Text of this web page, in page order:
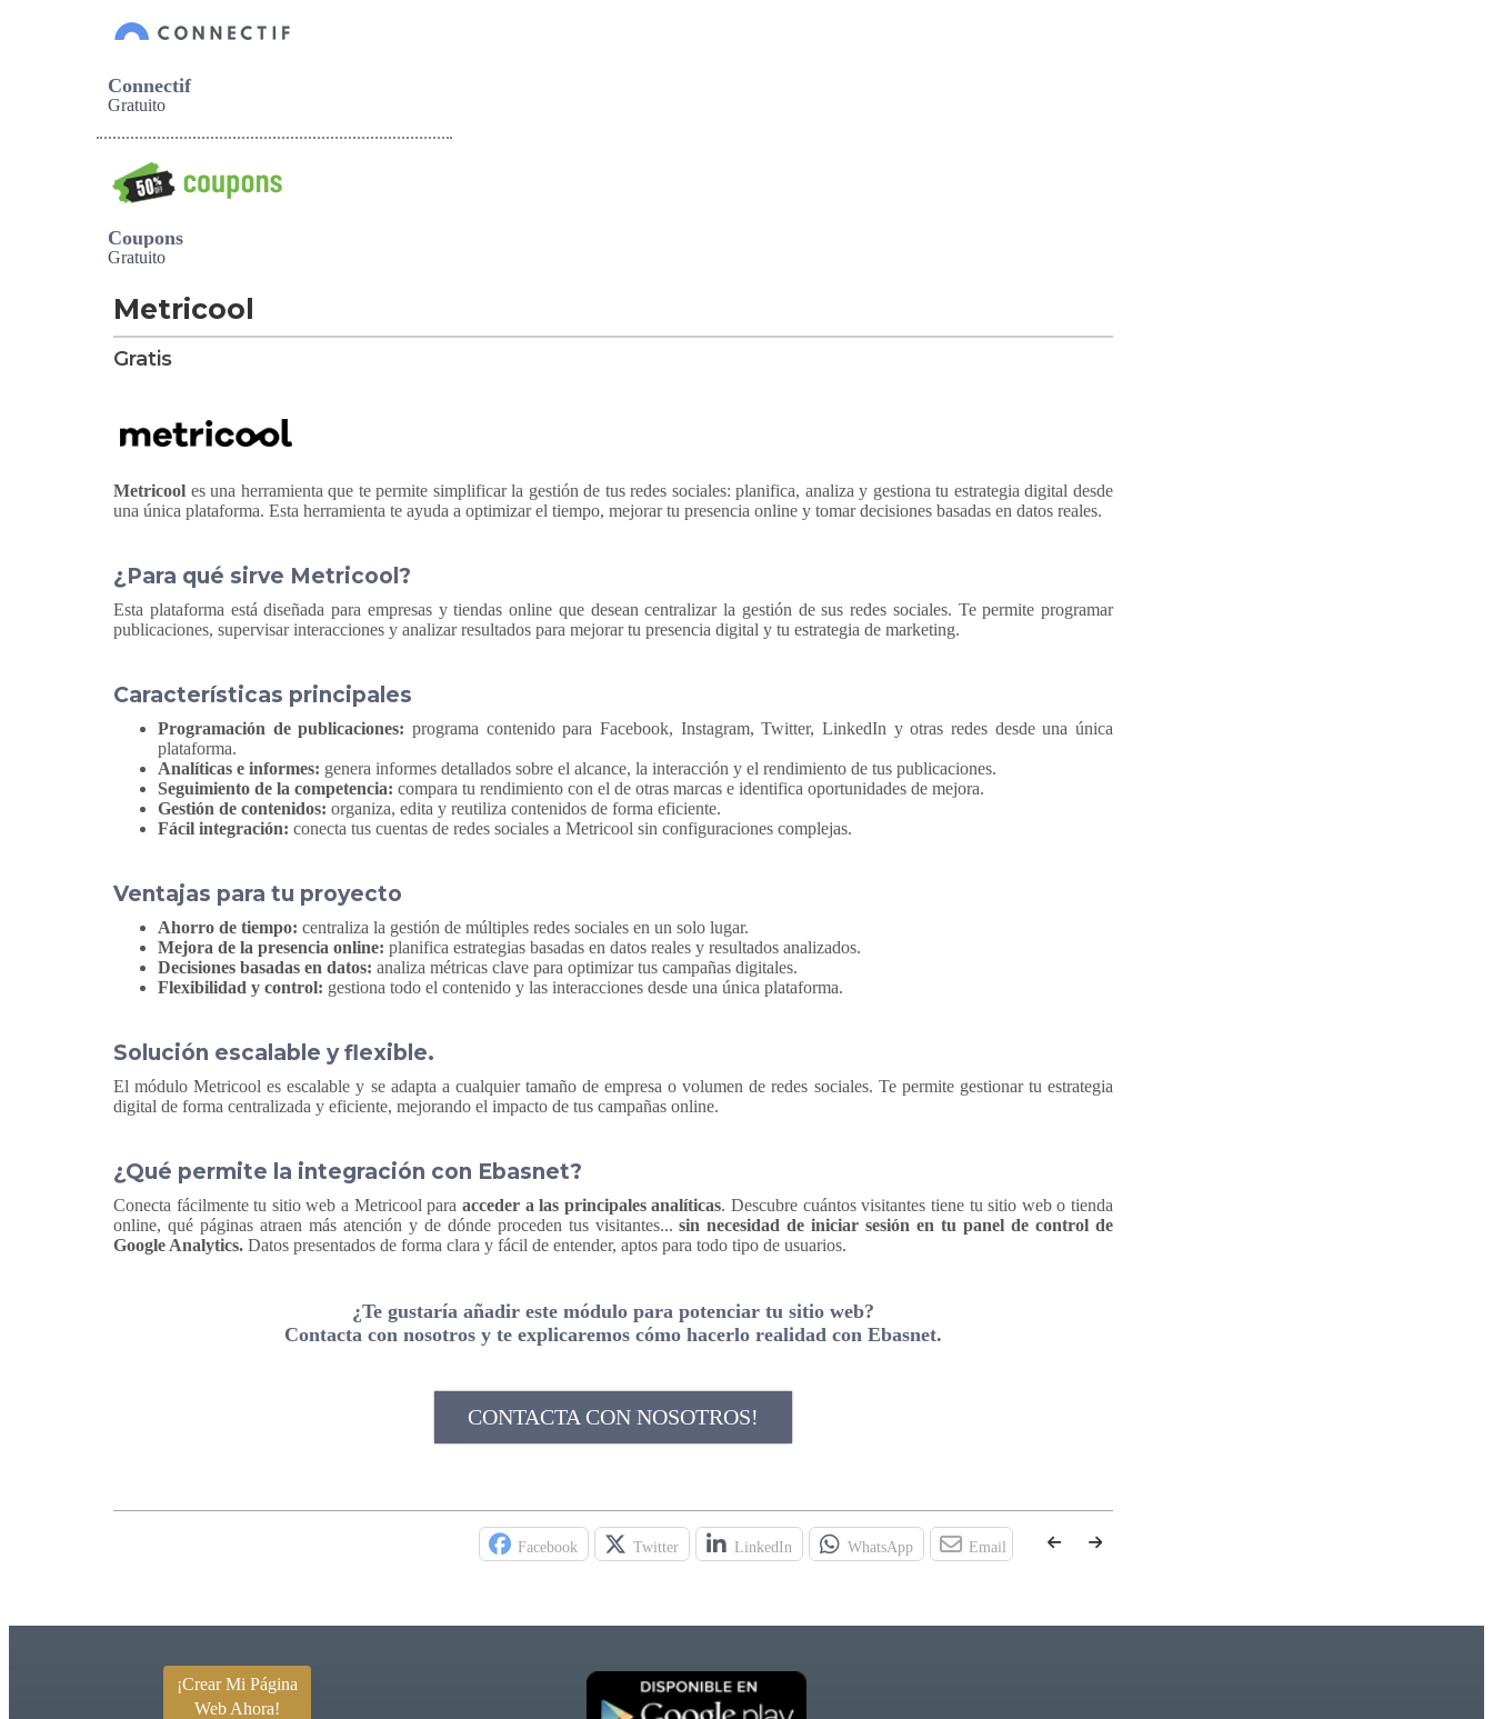
Connectif
Gratuito
Coupons
Gratuito
Metricool
Gratis
Metricool es una herramienta que te permite simplificar la gestión de tus redes sociales: planifica, analiza y gestiona tu estrategia digital desde
una única plataforma. Esta herramienta te ayuda a optimizar el tiempo, mejorar tu presencia online y tomar decisiones basadas en datos reales.
¿Para qué sirve Metricool?
Esta plataforma está diseñada para empresas y tiendas online que desean centralizar la gestión de sus redes sociales. Te permite programar
publicaciones, supervisar interacciones y analizar resultados para mejorar tu presencia digital y tu estrategia de marketing.
Características principales
Programación de publicaciones: programa contenido para Facebook, Instagram, Twitter, LinkedIn y otras redes desde una única
plataforma.
Analíticas e informes: genera informes detallados sobre el alcance, la interacción y el rendimiento de tus publicaciones.
Seguimiento de la competencia: compara tu rendimiento con el de otras marcas e identifica oportunidades de mejora.
Gestión de contenidos: organiza, edita y reutiliza contenidos de forma eficiente.
Fácil integración: conecta tus cuentas de redes sociales a Metricool sin configuraciones complejas.
Ventajas para tu proyecto
Ahorro de tiempo: centraliza la gestión de múltiples redes sociales en un solo lugar.
Mejora de la presencia online: planifica estrategias basadas en datos reales y resultados analizados.
Decisiones basadas en datos: analiza métricas clave para optimizar tus campañas digitales.
Flexibilidad y control: gestiona todo el contenido y las interacciones desde una única plataforma.
Solución escalable y flexible.
El módulo Metricool es escalable y se adapta a cualquier tamaño de empresa o volumen de redes sociales. Te permite gestionar tu estrategia
digital de forma centralizada y eficiente, mejorando el impacto de tus campañas online.
¿Qué permite la integración con Ebasnet?
Conecta fácilmente tu sitio web a Metricool para acceder a las principales analíticas. Descubre cuántos visitantes tiene tu sitio web o tienda
online, qué páginas atraen más atención y de dónde proceden tus visitantes... sin necesidad de iniciar sesión en tu panel de control de
Google Analytics. Datos presentados de forma clara y fácil de entender, aptos para todo tipo de usuarios.
¿Te gustaría añadir este módulo para potenciar tu sitio web?
Contacta con nosotros y te explicaremos cómo hacerlo realidad con Ebasnet.
CONTACTA CON NOSOTROS!
Facebook Twitter LinkedIn WhatsApp Email
¡Crear Mi Página
Web Ahora!